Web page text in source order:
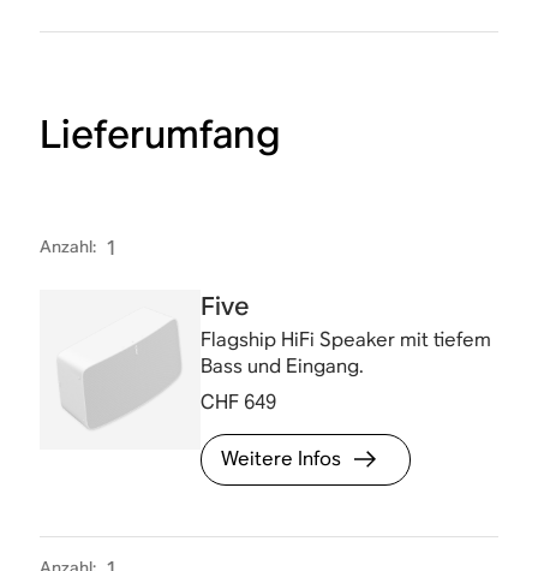
Lieferumfang
Anzahl: 1
Five
Flagship HiFi Speaker mit tiefem
Bass und Eingang.
CHF 649
Weitere Infos